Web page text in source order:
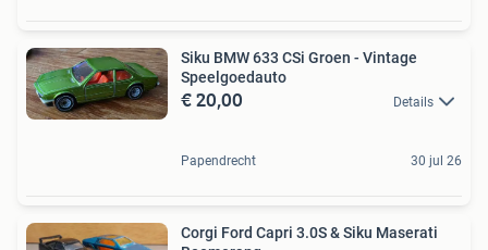
Siku BMW 633 CSi Groen - Vintage
Speelgoedauto
€ 20,00 Details
Papendrecht 30 jul 26
Corgi Ford Capri 3.0S & Siku Maserati